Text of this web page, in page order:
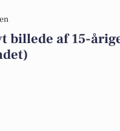
billede af 15-